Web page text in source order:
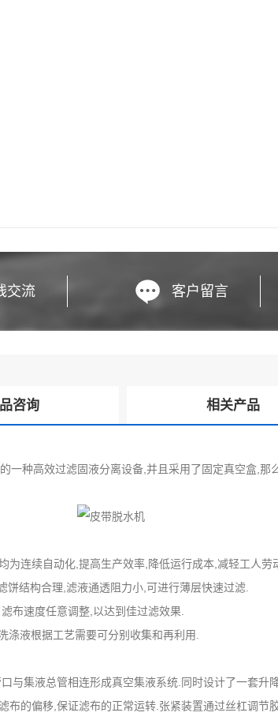
交流 客户留言
咨询 相关产品
一种高效过滤固液分离设备,并且采用了固定真空盒,
连续自动化,提高生产效率,降低运行成本,减轻工人劳
结构合理,滤液通透阻力小,可进行薄层快速过滤.
布速度任意调整,以达到佳过滤效果.
液根据工艺需要可分别收集和再利用.
与集液总管相连形成真空集液系统.同时设计了一套升
的偏移,保证滤布的正常运转.张紧装置通过丝杠调节